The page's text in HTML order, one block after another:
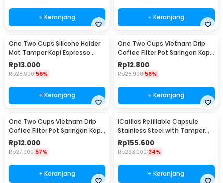
+ Keranjang + Keranjang
One Two Cups Silicone Holder
Mat Tamper Kopi Espresso
Barista - 0310
Rp13.000
Rp28.900 56%
+ Keranjang
One Two Cups Vietnam Drip
Coffee Filter Pot Saringan Kopi
124ml 7Q - LC1
Rp12.800
Rp28.900 56%
+ Keranjang
One Two Cups Vietnam Drip
Coffee Filter Pot Saringan Kopi
114ml 6Q - LC1
Rp12.000
Rp27.900 57%
+ Keranjang
ICafilas Refillable Capsule
Stainless Steel with Tamper
for Nespresso - F456
Rp155.600
Rp233.900 34%
+ Keranjang